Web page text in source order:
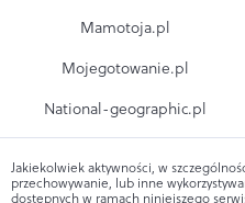
Mamotoja.pl
Mojegotowanie.pl
National-geographic.pl
Jakiekolwiek aktywności, w
przechowywanie, lub inne
dostępnych w ramach niniejszego